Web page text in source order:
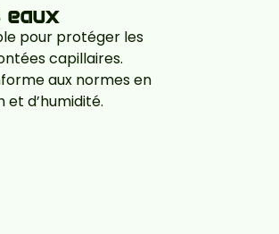
eaux
pour protéger les
capillaires.
aux normes en
et d’humidité.